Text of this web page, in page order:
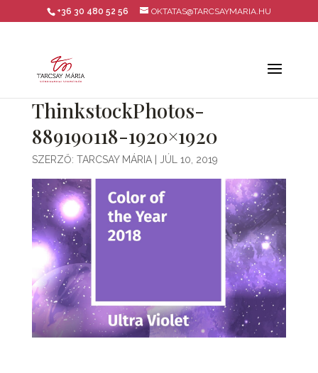
+36 30 480 52 56 OKTATAS@TARCSAYMARIA.HU
ThinkstockPhotos-
889190118-1920×1920
SZERZŐ: TARCSAY MÁRIA| JÚL 10, 2019